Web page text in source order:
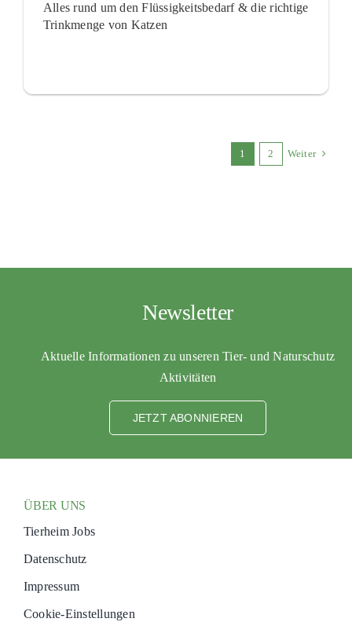
Alles rund um den Flüssigkeitsbedarf & die richtige
Trinkmenge von Katzen
1 2 Weiter
Newsletter
Aktuelle Informationen zu unseren Tier- und Naturschutz
Aktivitäten
JETZT ABONNIEREN
ÜBER UNS
Tierheim Jobs
Datenschutz
Impressum
Cookie-Einstellungen